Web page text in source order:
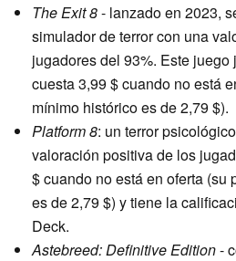
The Exit 8- lanzado en 2023,
simulador de terror con una
jugadores del 93%. Este
cuesta 3,99 $ cuando no está
mínimo histórico es de 2,79 $).
Platform 8: un terror
valoración positiva de los
$ cuando no está en oferta (su
es de 2,79 $) y tiene la
Deck.
Astebreed: Definitive Edition-